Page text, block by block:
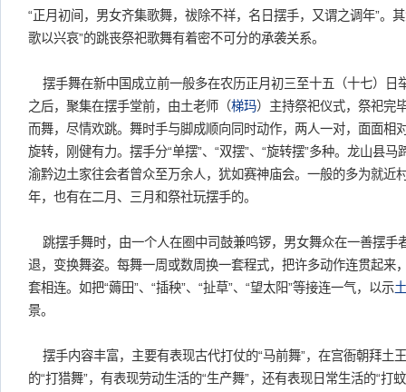
“正月初间，男女齐集歌舞，祓除不祥，名日摆手，又谓之调年”。
歌以兴哀”的跳丧祭祀歌舞有着密不可分的承袭关系。
摆手舞在新中国成立前一般多在农历正月初三至十五（十七）日
之后，聚集在摆手堂前，由土老师（梯玛）主持祭祀仪式，祭祀完
而舞，尽情欢跳。舞时手与脚成顺向同时动作，两人一对，面面相
旋转，刚健有力。摆手分“单摆”、“双摆”、“旋转摆”多种。龙山县
渝黔边土家往会者曾众至万余人，犹如赛神庙会。一般的多为就近
年，也有在二月、三月和祭社玩摆手的。
跳摆手舞时，由一个人在圈中司鼓兼鸣锣，男女舞众在一善摆手
退，变换舞姿。每舞一周或数周换一套程式，把许多动作连贯起来
套相连。如把“薅田”、“插秧”、“扯草”、“望太阳”等接连一气，以示
景。
摆手内容丰富，主要有表现古代打仗的“马前舞”，在宫衙朝拜土
的“打猎舞”，有表现劳动生活的“生产舞”，还有表现日常生活的“打